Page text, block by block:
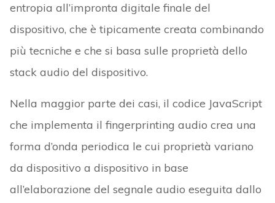
entropia all’impronta digitale finale del
dispositivo, che è tipicamente creata combinando
più tecniche e che si basa sulle proprietà dello
stack audio del dispositivo.
Nella maggior parte dei casi, il codice JavaScript
che implementa il fingerprinting audio crea una
forma d’onda periodica le cui proprietà variano
da dispositivo a dispositivo in base
all’elaborazione del segnale audio eseguita dallo